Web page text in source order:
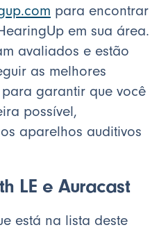
para encontrar
em sua área.
avaliados e estão
as melhores
garantir que você
possível,
aparelhos auditivos
LE e Auracast
está na lista deste